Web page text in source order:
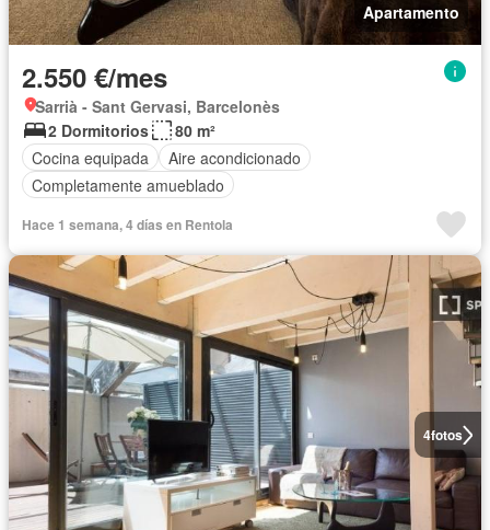
Apartamento
2.550 €/mes
Sarrià - Sant Gervasi, Barcelonès
2 Dormitorios
80 m²
Cocina equipada
Aire acondicionado
Completamente amueblado
Hace 1 semana, 4 días en Rentola
4fotos